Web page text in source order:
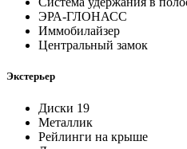
ЭРА-ГЛОНАСС
Иммобилайзер
Центральный замок
Экстерьер
Диски 19
Металлик
Рейлинги на крыше